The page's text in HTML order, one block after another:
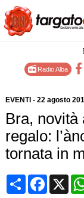
Radio Alba
EVENTI - 22 agosto
Bra, novità
regalo:
tornata in
Condividi X